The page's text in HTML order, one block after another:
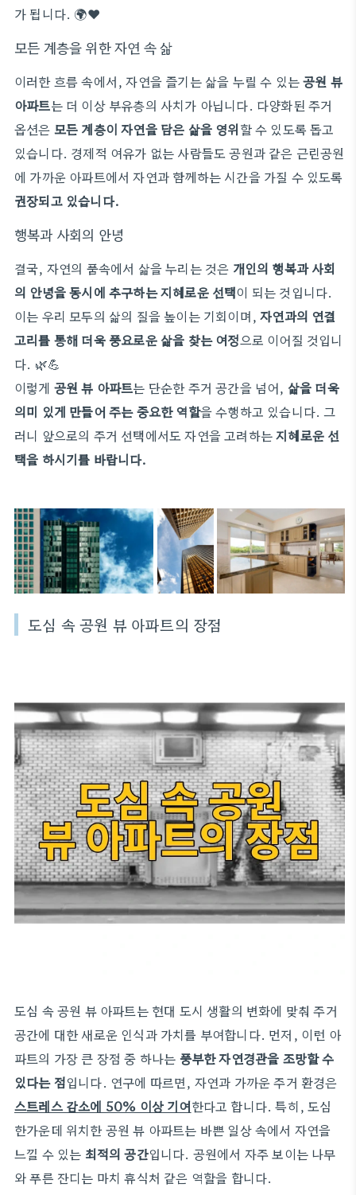
가 됩니다. 🌍❤️
모든 계층을 위한 자연 속 삶
이러한 흐름 속에서, 자연을 즐기는 삶을 누릴 수 있는공원 뷰
아파트는 더 이상 부유층의 사치가 아닙니다. 다양화된 주거
옵션은 모든 계층이 자연을 담은 삶을 영위할 수 있도록 돕고
있습니다. 경제적 여유가 없는 사람들도 공원과 같은 근린공원
에 가까운 아파트에서 자연과 함께하는 시간을 가질 수 있도록
권장되고 있습니다.
행복과 사회의 안녕
결국, 자연의 품속에서 삶을 누리는 것은 개인의 행복과 사회
의 안녕을 동시에 추구하는 지혜로운 선택이 되는 것입니다.
이는 우리 모두의 삶의 질을 높이는 기회이며,자연과의 연결
고리를 통해 더욱 풍요로운 삶을 찾는 여정으로 이어질 것입니
다. 🌿💪
이렇게 공원 뷰 아파트는 단순한 주거 공간을 넘어, 삶을 더욱
의미 있게 만들어 주는 중요한 역할을 수행하고 있습니다. 그
러니 앞으로의 주거 선택에서도 자연을 고려하는지혜로운 선
택을 하시기를 바랍니다.
도심 속 공원 뷰 아파트의 장점
도심 속 공원 뷰 아파트는 현대 도시 생활의 변화에 맞춰 주거
공간에 대한 새로운 인식과 가치를 부여합니다. 먼저, 이런 아
파트의 가장 큰 장점 중 하나는 풍부한 자연경관을 조망할 수
있다는 점입니다. 연구에 따르면, 자연과 가까운 주거 환경은
스트레스 감소에 50% 이상 기여한다고 합니다. 특히, 도심
한가운데 위치한 공원 뷰 아파트는 바쁜 일상 속에서 자연을
느낄 수 있는 최적의 공간입니다. 공원에서 자주 보이는 나무
와 푸른 잔디는 마치 휴식처 같은 역할을 합니다.